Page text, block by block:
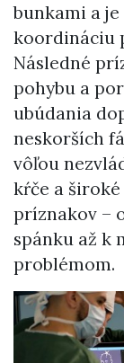
bunkami a
koordináciu
Následné
pohybu a
ubúdania
neskorších
vôľou
kŕče a
príznakov –
spánku až k
problémom.